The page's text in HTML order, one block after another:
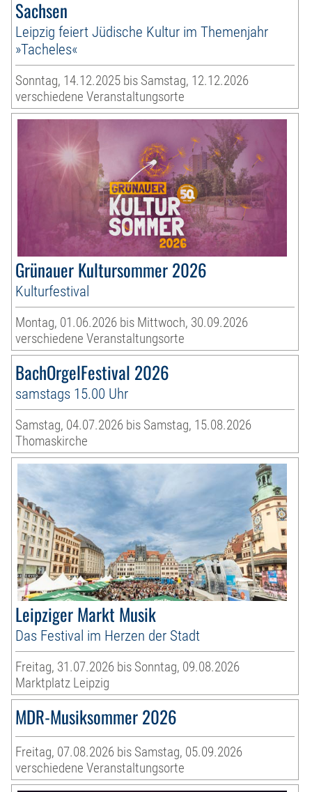
Sachsen
Leipzig feiert Jüdische Kultur im Themenjahr
»Tacheles«
Sonntag, 14.12.2025 bis Samstag, 12.12.2026
verschiedene Veranstaltungsorte
Grünauer Kultursommer 2026
Kulturfestival
Montag, 01.06.2026 bis Mittwoch, 30.09.2026
verschiedene Veranstaltungsorte
BachOrgelFestival 2026
samstags 15.00 Uhr
Samstag, 04.07.2026 bis Samstag, 15.08.2026
Thomaskirche
Leipziger Markt Musik
Das Festival im Herzen der Stadt
Freitag, 31.07.2026 bis Sonntag, 09.08.2026
Marktplatz Leipzig
MDR-Musiksommer 2026
Freitag, 07.08.2026 bis Samstag, 05.09.2026
verschiedene Veranstaltungsorte